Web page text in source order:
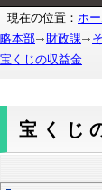
現在の位置： ホ
略本部
財政課
宝くじの収益金
宝くじ